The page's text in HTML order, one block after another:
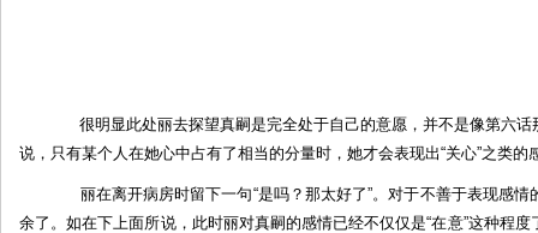
很明显此处丽去探望真嗣是完全处于自己的意愿，并不是像第六话
说，只有某个人在她心中占有了相当的分量时，她才会表现出“关心”之类的
丽在离开病房时留下一句“是吗？那太好了”。对于不善于表现感情
余了。如在下上面所说，此时丽对真嗣的感情已经不仅仅是“在意”这种程